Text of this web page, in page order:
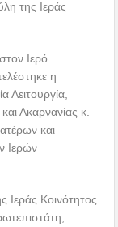
της Ιεράς
Ιερό
η
Λειτουργία,
Ακαρνανίας κ.
και
Ιερών
Ιεράς Κοινότητος